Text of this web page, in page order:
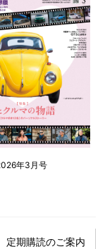
年3月号
定期購読のご案内